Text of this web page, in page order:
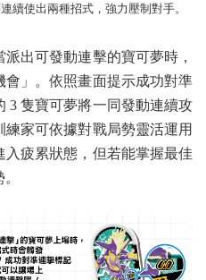
續使出兩種招式，強力壓制對手。
出可發動連擊的寶可夢時，
」。依照畫面提示成功對準
3 隻寶可夢將一同發動連續攻
家可依據對戰局勢靈活運用
疲累狀態，但若能掌握最佳